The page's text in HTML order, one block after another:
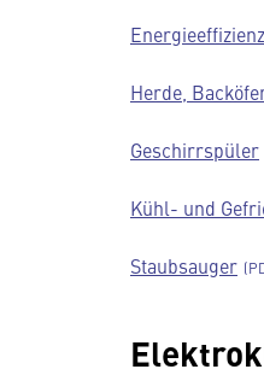
Herde,
Geschirr­spüler
Kühl- und
Staub­sauger